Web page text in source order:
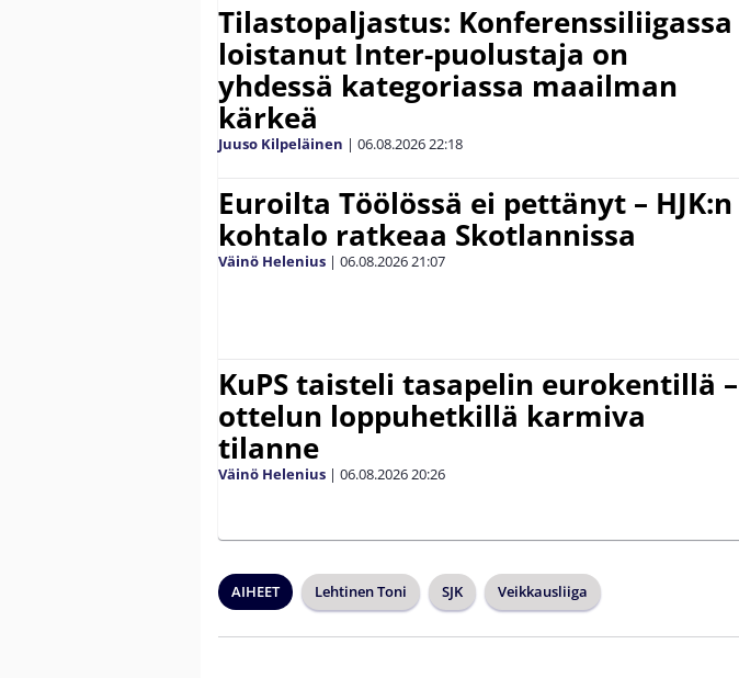
Tilastopaljastus: Konferenssiliigassa
loistanut Inter-puolustaja on
yhdessä kategoriassa maailman
kärkeä
Juuso Kilpeläinen | 06.08.202622:18
Euroilta Töölössä ei pettänyt – HJK:n
kohtalo ratkeaa Skotlannissa
Väinö Helenius | 06.08.202621:07
KuPS taisteli tasapelin eurokentillä –
ottelun loppuhetkillä karmiva
tilanne
Väinö Helenius | 06.08.202620:26
AIHEET Lehtinen Toni SJK Veikkausliiga